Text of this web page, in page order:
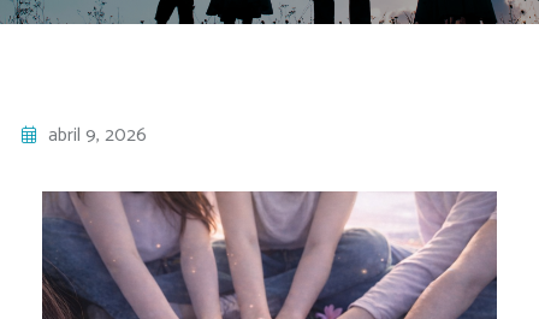
abril 9, 2026